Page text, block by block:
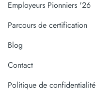
Employeurs Pionniers '26
Parcours de certification
Blog
Contact
Politique de confidentialité